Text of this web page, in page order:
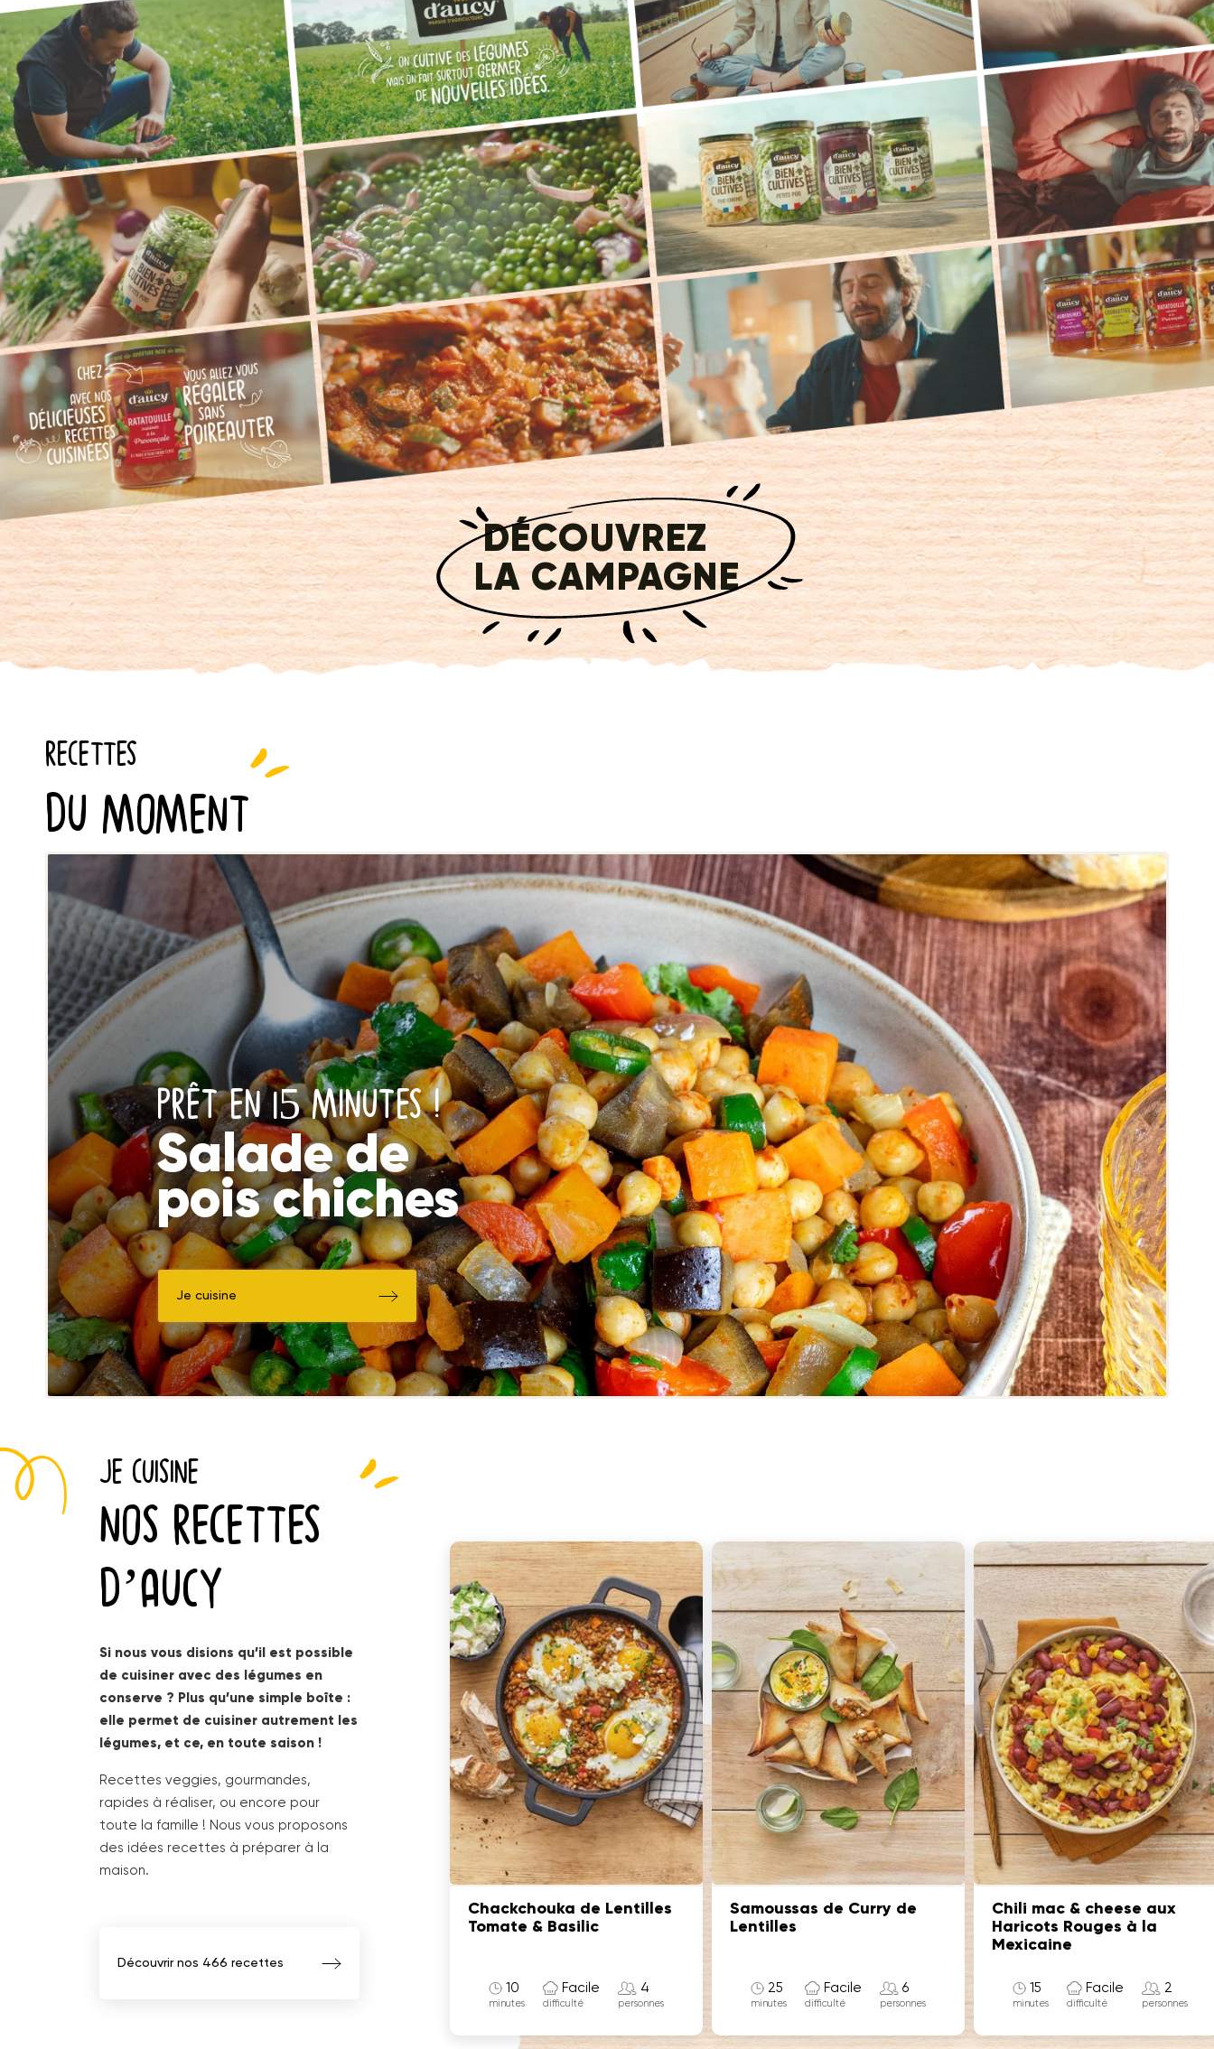
DÉCOUVREZ
LA CAMPAGNE
RECETTES
DU MOMENT
PRÊT EN 15 MINUTES !
Salade de
pois chiches
Je cuisine
JE CUISINE
NOS RECETTES
D’AUCY
Si nous vous disions qu’il est possible
de cuisiner avec des légumes en
conserve ? Plus qu’une simple boîte :
elle permet de cuisiner autrement les
légumes, et ce, en toute saison !
Recettes veggies, gourmandes,
rapides à réaliser, ou encore pour
toute la famille ! Nous vous proposons
des idées recettes à préparer à la
maison.
Découvrir nos 466 recettes
Chackchouka de Lentilles
Tomate & Basilic
10
minutes
Facile
difficulté
4
personnes
Samoussas de Curry de
Lentilles
25
minutes
Facile
difficulté
6
personnes
Chili mac & cheese aux
Haricots Rouges à la
Mexicaine
15
minutes
Facile
difficulté
2
personnes